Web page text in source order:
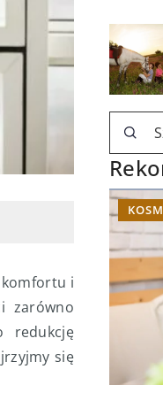
komfortu i
zarówno
redukcję
się